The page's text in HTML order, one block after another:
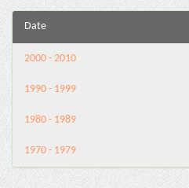
Date
2000 - 2010
1990 - 1999
1980 - 1989
1970 - 1979